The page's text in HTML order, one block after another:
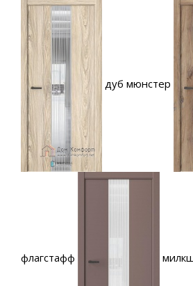
дуб мюнстер
флагстафф